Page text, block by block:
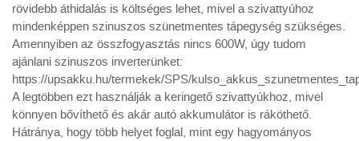
rövidebb áthidalás is költséges lehet, mivel a szivattyúhoz
mindenképpen szinuszos szünetmentes tápegység szükséges.
Amennyiben az összfogyasztás nincs 600W, úgy tudom
ajánlani szinuszos inverterünket:
https://upsakku.hu/termekek/SPS/
A legtöbben ezt használják a keringető szivattyúkhoz, mivel
könnyen bővíthető és akár autó akkumulátor is ráköthető.
Hátránya, hogy több helyet foglal, mint egy hagyományos